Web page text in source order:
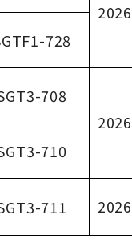
2026
-728
-708
2026
-710
-711 2026